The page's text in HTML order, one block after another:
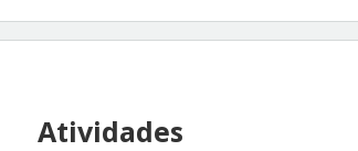
Atividades